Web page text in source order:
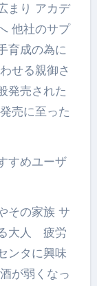
まり アカデ
他社のサプ
育成の為に
せる親御さ
発売された
売に至った
すめユーザ
その家族 サ
大人 疲労
タに興味
が弱くなっ